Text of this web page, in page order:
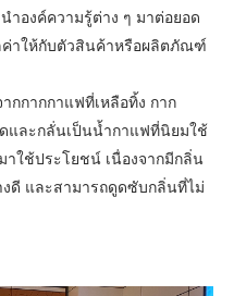
องค์ความรู้ต่าง ๆ มาต่อยอด
ค่าให้กับตัวสินค้าหรือผลิตภัณฑ์
กากกาแฟที่เหลือทิ้ง กาก
และกลั่นเป็นน้ำกาแฟที่นิยมใช้
าใช้ประโยชน์ เนื่องจากมีกลิ่น
ดี และสามารถดูดซับกลิ่นที่ไม่